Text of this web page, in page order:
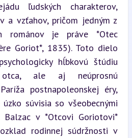
ľudských charakterov,
a vzťahov, pričom jedným z
románov je práve *Otec
Goriot*, 1835). Toto dielo
hĺbkovú štúdiu
otca, ale aj neúprosnú
postnapoleonskej éry,
súvisia so všeobecnými
Balzac v *Otcovi Goriotovi*
rodinnej súdržnosti v